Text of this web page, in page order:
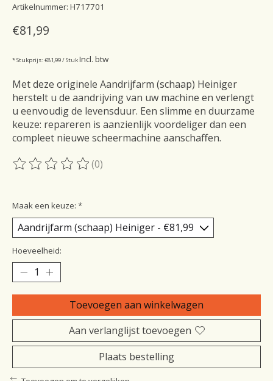
Artikelnummer: H717701
€81,99
* Stukprijs: €81,99 / StukIncl. btw
Met deze originele Aandrijfarm (schaap) Heiniger
herstelt u de aandrijving van uw machine en verlengt
u eenvoudig de levensduur. Een slimme en duurzame
keuze: repareren is aanzienlijk voordeliger dan een
compleet nieuwe scheermachine aanschaffen.
De beoordeling van dit product is
(0)
Maak een keuze: *
Hoeveelheid:
Toevoegen aan winkelwagen
Aan verlanglijst toevoegen
Plaats bestelling